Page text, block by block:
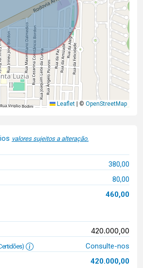
Leaflet © OpenStreetMap
valores sujeitos a alteração.
380,00
80,00
460,00
420.000,00
Consulte-nos
420.000,00